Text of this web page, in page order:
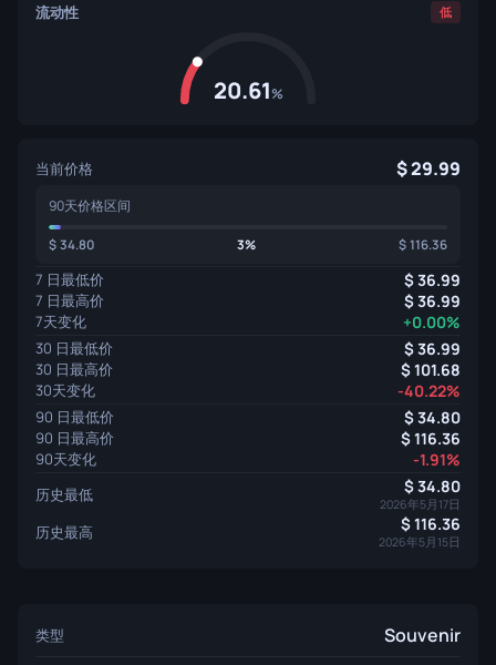
流动性 低
20.61%
当前价格 29.99
90天价格区间
34.80 3% 116.36
7 日最低价 36.99
7 日最高价 36.99
7天变化 +0.00%
30 日最低价 36.99
30 日最高价 101.68
30天变化 -40.22%
90 日最低价 34.80
90 日最高价 116.36
90天变化 -1.91%
历史最低 34.80
2026年5月17日
历史最高 116.36
2026年5月15日
类型 Souvenir